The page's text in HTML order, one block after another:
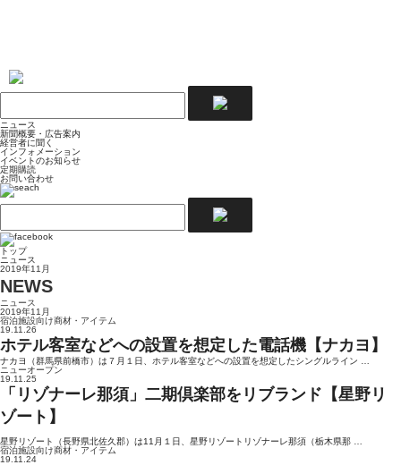
ニュース
新聞概要・広告案内
経営者に聞く
インフォメーション
イベントのお知らせ
定期購読
お問い合わせ
トップ
ニュース
2019年11月
NEWS
ニュース
2019年11月
宿泊施設向け商材・アイテム
19.11.26
ホテル客室などへの設置を想定した電話機【ナカヨ】
ナカヨ（群馬県前橋市）は７月１日、ホテル客室などへの設置を想定したシングルライン …
ニューオープン
19.11.25
「リゾナーレ那須」二期倶楽部をリブランド【星野リ
ゾート】
星野リゾート（長野県北佐久郡）は11月１日、星野リゾートリゾナーレ那須（栃木県那 …
宿泊施設向け商材・アイテム
19.11.24